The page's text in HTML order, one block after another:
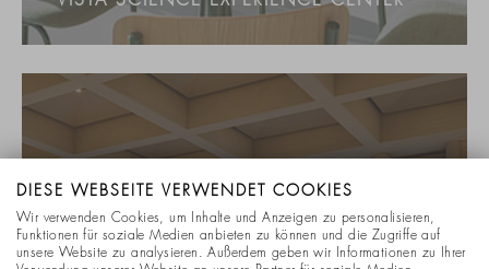
DIESE WEBSEITE VERWENDET COOKIES
Wir verwenden Cookies, um Inhalte und Anzeigen zu personalisieren,
Funktionen für soziale Medien anbieten zu können und die Zugriffe auf
unsere Website zu analysieren. Außerdem geben wir Informationen zu Ihrer